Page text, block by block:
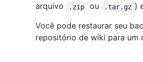
arquivo
.zip ou .tar.gz )
Você pode restaurar seu
repositório de wiki para um